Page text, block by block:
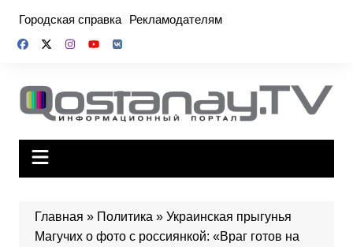
содержимому
Городская справка Рекламодателям
Главная » Политика » Украинская прыгунья
Магучих о фото с россиянкой: «Враг готов на